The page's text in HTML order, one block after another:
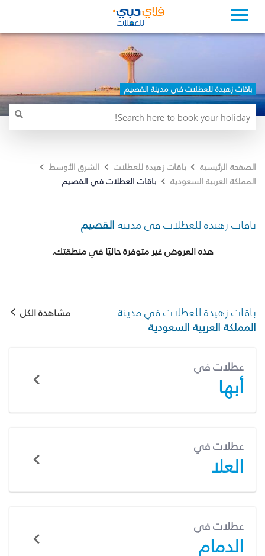
باقات زهيدة للعطلات في مدينة القصيم
الصفحة الرئيسية باقات زهيدة للعطلات
الشرق الأوسط
المملكة العربية السعودية
باقات العطلات في القصيم
باقات زهيدة للعطلات في مدينة القصيم
هذه العروض غير متوفرة حاليًا في منطقتك.
باقات زهيدة للعطلات في مدينة
المملكة العربية السعودية
مشاهدة الكل
عطلات في
أبها
عطلات في
العلا
عطلات في
الدمام